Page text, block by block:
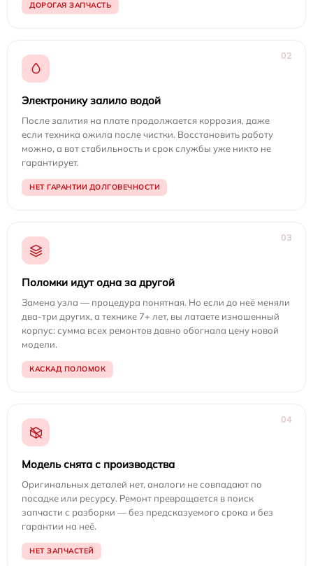
ДОРОГАЯ ЗАПЧАСТЬ
02
Электронику залило водой
После залития на плате продолжается коррозия, даже
если техника ожила после чистки. Восстановить работу
можно, а вот стабильность и срок службы уже никто не
гарантирует.
НЕТ ГАРАНТИИ ДОЛГОВЕЧНОСТИ
03
Поломки идут одна за другой
Замена узла — процедура понятная. Но если до неё меняли
два-три других, а технике 7+ лет, вы латаете изношенный
корпус: сумма всех ремонтов давно обогнала цену новой
модели.
КАСКАД ПОЛОМОК
04
Модель снята с производства
Оригинальных деталей нет, аналоги не совпадают по
посадке или ресурсу. Ремонт превращается в поиск
запчасти с разборки — без предсказуемого срока и без
гарантии на неё.
НЕТ ЗАПЧАСТЕЙ